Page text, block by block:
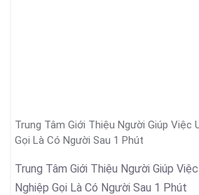
Trung Tâm Giới Thiệu Người Giúp Việc
Gọi Là Có Người Sau 1 Phút
Trung Tâm Giới Thiệu Người Giúp
Nghiệp Gọi Là Có Người Sau 1 Phút